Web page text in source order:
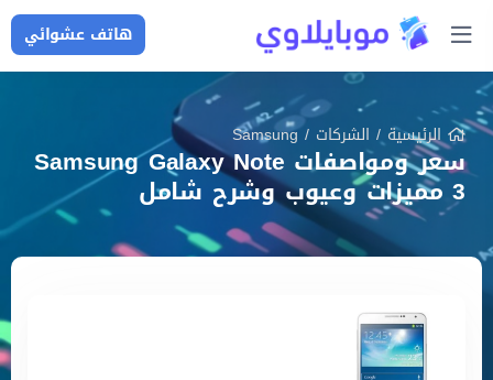
هاتف عشوائي
الرئيسية/ الشركات /
Samsung
سعر ومواصفات Samsung Galaxy Note
3 مميزات وعيوب وشرح شامل